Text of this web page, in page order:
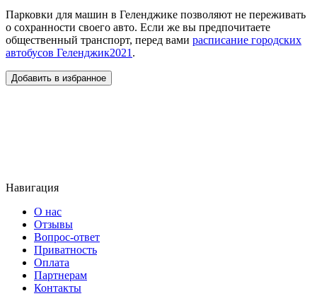
Парковки для машин в Геленджике позволяют не переживать
о сохранности своего авто. Если же вы предпочитаете
общественный транспорт, перед вами расписание городских
автобусов Геленджик2021 .
Добавить в избранное
Навигация
О нас
Отзывы
Вопрос-ответ
Приватность
Оплата
Партнерам
Контакты